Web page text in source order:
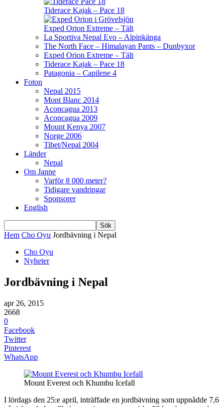
Tiderace Kajak – Pace 18
Exped Orion Extreme – Tält
La Sportiva Nepal Evo – Alpinkänga
The North Face – Himalayan Pants – Dunbyxor
Exped Orion Extreme – Tält
Tiderace Kajak – Pace 18
Patagonia – Capilene 4
Foton
Nepal 2015
Mont Blanc 2014
Aconcagua 2013
Aconcagua 2009
Mount Kenya 2007
Norge 2006
Tibet/Nepal 2004
Länder
Nepal
Om Janne
Varför 8 000 meter?
Tidigare vandringar
Sponsorer
English
Hem Cho Oyu Jordbävning i Nepal
Cho Oyu
Nyheter
Jordbävning i Nepal
apr 26, 2015
2668
0
Facebook
Twitter
Pinterest
WhatsApp
Mount Everest och Khumbu Icefall
I lördags den 25:e april, inträffade en jordbävning som uppnådde 7,6